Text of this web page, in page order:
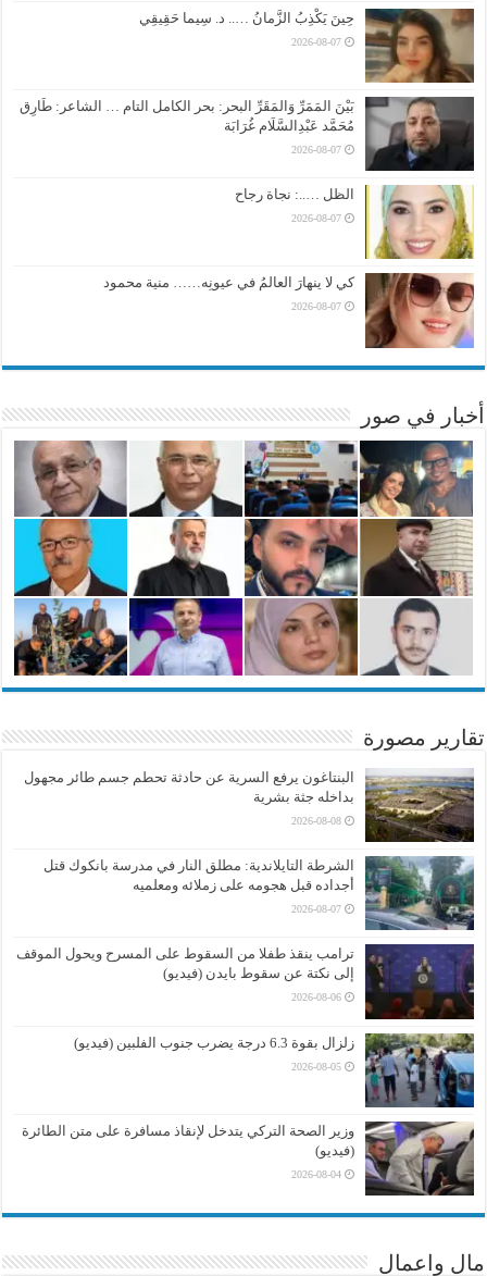
حِينَ يَكْذِبُ الزَّمانُ ….. د. سِيما حَقِيقِي
2026-08-07
بَيْنَ المَمَرِّ وَالمَقَرِّ البحر: بحر الكامل التام … الشاعر: طَارِق
مُحَمَّد عَبْدِالسَّلَام غُرَابَة
2026-08-07
الظل …..: نجاة رجاح
2026-08-07
كي لا ينهارَ العالمُ في عيونِه…… منية محمود
2026-08-07
أخبار في صور
تقارير مصورة
البنتاغون يرفع السرية عن حادثة تحطم جسم طائر مجهول
بداخله جثة بشرية
2026-08-08
الشرطة التايلاندية: مطلق النار في مدرسة بانكوك قتل
أجداده قبل هجومه على زملائه ومعلميه
2026-08-07
ترامب ينقذ طفلا من السقوط على المسرح ويحول الموقف
إلى نكتة عن سقوط بايدن (فيديو)
2026-08-06
زلزال بقوة 6.3 درجة يضرب جنوب الفلبين (فيديو)
2026-08-05
وزير الصحة التركي يتدخل لإنقاذ مسافرة على متن الطائرة
(فيديو)
2026-08-04
مال واعمال